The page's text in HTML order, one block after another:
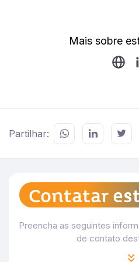
Mais sobre
Partilhar:
Contatar
Preencha as seguintes
de contato